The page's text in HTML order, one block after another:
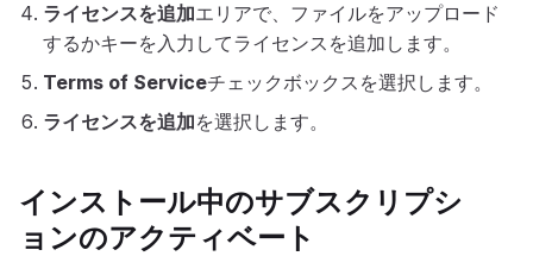
ライセンスを追加エリアで、ファイルをアップロード
するかキーを入力してライセンスを追加します。
Terms of Serviceチェックボックスを選択します。
ライセンスを追加を選択します。
インストール中のサブスクリプシ
ョンのアクティベート